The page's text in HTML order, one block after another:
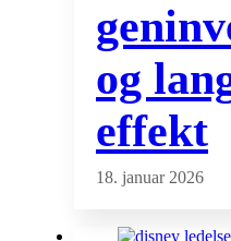
og
effekt
18. januar 2026